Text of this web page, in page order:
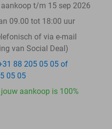
t/m 15 sep 2026
09.00 tot 18:00 uur
of via e-mail
van Social Deal)
88 205 05 05 of
05 05
aankoop is 100%